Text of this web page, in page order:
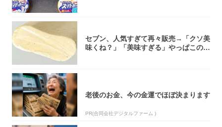
セブン、人気すぎて再々販売→「クソ美
味くね？」「美味すぎる」やっぱこのク
老後のお金、今の金運でほぼ決まります
PR(合同会社デジタルファーム )